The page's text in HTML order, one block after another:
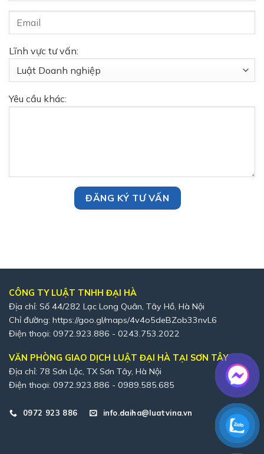
Lĩnh vực tư vấn:
Yêu cầu khác:
CÔNG TY LUẬT TNHH ĐẠI HÀ
Địa chỉ: Số 44/282 Lạc Long Quân, Tây Hồ, Hà Nội
Chỉ đường: https://goo.gl/maps/4v4o5deBZob33nvL6
Điện thoại: 0972.923.886 - 0243.753.2022
VĂN PHÒNG GIAO DỊCH LUẬT ĐẠI HÀ TẠI SƠN TÂY
Địa chỉ: 78 Sơn Lộc, TX Sơn Tây, Hà Nội
Điện thoại: 0972.923.886 - 0989.585.685
0972 923 886 info.daiha@luatvina.vn